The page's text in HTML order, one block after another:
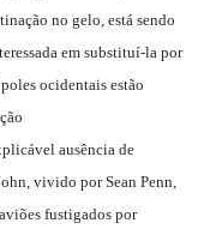
no gelo, está sendo
em substituí-la por
ocidentais estão
ausência de
vivido por Sean Penn,
fustigados por